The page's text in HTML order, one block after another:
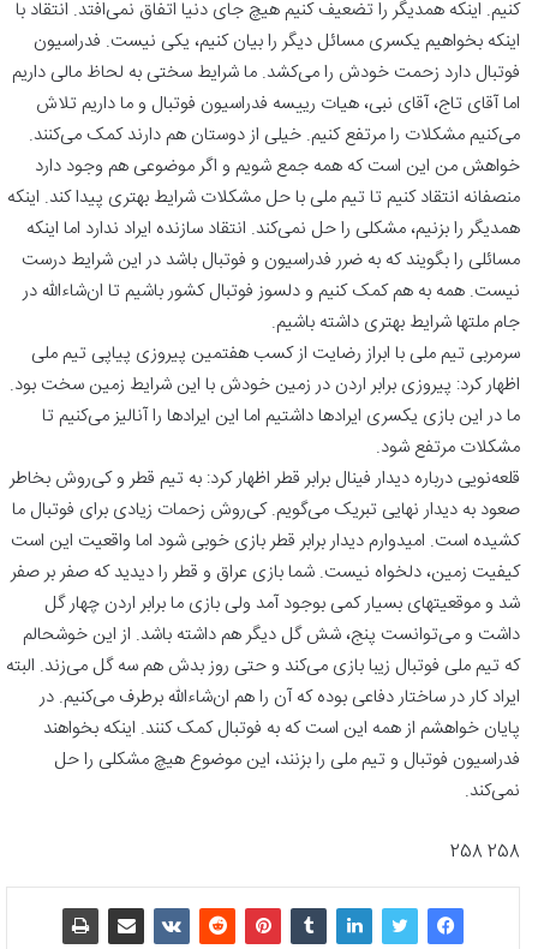
کنیم. اینکه همدیگر را تضعیف کنیم هیچ جای دنیا اتفاق نمی‌افتد. انتقاد با
اینکه بخواهیم یکسری مسائل دیگر را بیان کنیم، یکی نیست. فدراسیون
فوتبال دارد زحمت خودش را می‌کشد. ما شرایط سختی به لحاظ مالی داریم
اما آقای تاج، آقای نبی، هیات رییسه فدراسیون فوتبال و ما داریم تلاش
می‌کنیم مشکلات را مرتفع کنیم. خیلی از دوستان هم دارند کمک می‌کنند.
خواهش من این است که همه جمع شویم و اگر موضوعی هم وجود دارد
منصفانه انتقاد کنیم تا تیم ملی با حل مشکلات شرایط بهتری پیدا کند. اینکه
همدیگر را بزنیم، مشکلی را حل نمی‌کند. انتقاد سازنده ایراد ندارد اما اینکه
مسائلی را بگویند که به ضرر فدراسیون و فوتبال باشد در این شرایط درست
نیست. همه به هم کمک کنیم و دلسوز فوتبال کشور باشیم تا ان‌شاءالله در
جام ملتها شرایط بهتری داشته باشیم.
سرمربی تیم ملی با ابراز رضایت از کسب هفتمین پیروزی پیاپی تیم ملی
اظهار کرد: پیروزی برابر اردن در زمین خودش با این شرایط زمین سخت بود.
ما در این بازی یکسری ایرادها داشتیم اما این ایرادها را آنالیز می‌کنیم تا
مشکلات مرتفع شود.
قلعه‌نویی درباره دیدار فینال برابر قطر اظهار کرد: به تیم قطر و کی‌روش بخاطر
صعود به دیدار نهایی تبریک می‌گویم. کی‌روش زحمات زیادی برای فوتبال ما
کشیده است. امیدوارم دیدار برابر قطر بازی خوبی شود اما واقعیت این است
کیفیت زمین، دلخواه نیست. شما بازی عراق و قطر را دیدید که صفر بر صفر
شد و موقعیتهای بسیار کمی بوجود آمد ولی بازی ما برابر اردن چهار گل
داشت و می‌توانست پنج، شش گل دیگر هم داشته باشد. از این خوشحالم
که تیم ملی فوتبال زیبا بازی می‌کند و حتی روز بدش هم سه گل می‌زند. البته
ایراد کار در ساختار دفاعی بوده که آن را هم ان‌شاءالله برطرف می‌کنیم. در
پایان خواهشم از همه این است که به فوتبال کمک کنند. اینکه بخواهند
فدراسیون فوتبال و تیم ملی را بزنند، این موضوع هیچ مشکلی را حل
نمی‌کند.
258 258